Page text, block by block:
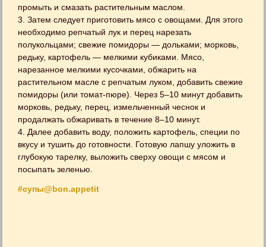
промыть и смазать растительным маслом.
3. Затем следует приготовить мясо с овощами. Для этого
необходимо репчатый лук и перец нарезать
полукольцами; свежие помидоры — дольками; морковь,
редьку, картофель — мелкими кубиками. Мясо,
нарезанное мелкими кусочками, обжарить на
растительном масле с репчатым луком, добавить свежие
помидоры (или томат-пюре). Через 5–10 минут добавить
морковь, редьку, перец, измельченный чеснок и
продалжать обжаривать в течение 8–10 минут.
4. Далее добавить воду, положить картофель, специи по
вкусу и тушить до готовности. Готовую лапшу уложить в
глубокую тарелку, выложить сверху овощи с мясом и
посыпать зеленью.
#супы@bon.appetit